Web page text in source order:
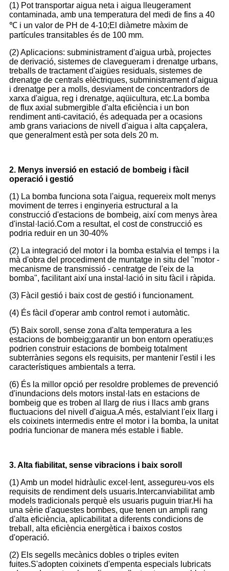
(1) Pot transportar aigua neta i aigua lleugerament
contaminada, amb una temperatura del medi de fins a 40
℃ i un valor de PH de 4-10;El diàmetre màxim de
partícules transitables és de 100 mm.
(2) Aplicacions: subministrament d'aigua urbà, projectes
de derivació, sistemes de clavegueram i drenatge urbans,
treballs de tractament d'aigües residuals, sistemes de
drenatge de centrals elèctriques, subministrament d'aigua
i drenatge per a molls, desviament de concentradors de
xarxa d'aigua, reg i drenatge, aqüicultura, etc.La bomba
de flux axial submergible d'alta eficiència i un bon
rendiment anti-cavitació, és adequada per a ocasions
amb grans variacions de nivell d'aigua i alta capçalera,
que generalment està per sota dels 20 m.
2. Menys inversió en estació de bombeig i fàcil
operació i gestió
(1) La bomba funciona sota l'aigua, requereix molt menys
moviment de terres i enginyeria estructural a la
construcció d'estacions de bombeig, així com menys àrea
d'instal·lació.Com a resultat, el cost de construcció es
podria reduir en un 30-40%
(2) La integració del motor i la bomba estalvia el temps i la
mà d'obra del procediment de muntatge in situ del "motor -
mecanisme de transmissió - centratge de l'eix de la
bomba", facilitant així una instal·lació in situ fàcil i ràpida.
(3) Fàcil gestió i baix cost de gestió i funcionament.
(4) És fàcil d'operar amb control remot i automàtic.
(5) Baix soroll, sense zona d'alta temperatura a les
estacions de bombeig;garantir un bon entorn operatiu;es
podrien construir estacions de bombeig totalment
subterrànies segons els requisits, per mantenir l'estil i les
característiques ambientals a terra.
(6) És la millor opció per resoldre problemes de prevenció
d'inundacions dels motors instal·lats en estacions de
bombeig que es troben al llarg de rius i llacs amb grans
fluctuacions del nivell d'aigua.A més, estalviant l'eix llarg i
els coixinets intermedis entre el motor i la bomba, la unitat
podria funcionar de manera més estable i fiable.
3. Alta fiabilitat, sense vibracions i baix soroll
(1) Amb un model hidràulic excel·lent, assegureu-vos els
requisits de rendiment dels usuaris.Intercanviabilitat amb
models tradicionals perquè els usuaris puguin triar.Hi ha
una sèrie d'aquestes bombes, que tenen un ampli rang
d'alta eficiència, aplicabilitat a diferents condicions de
treball, alta eficiència energètica i baixos costos
d'operació.
(2) Els segells mecànics dobles o triples eviten
fuites.S'adopten coixinets d'empenta especials lubricats